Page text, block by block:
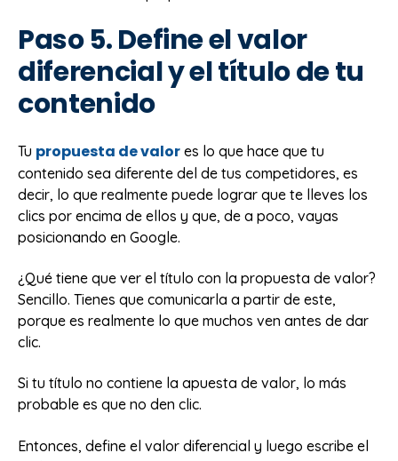
Paso 5. Define el valor
diferencial y el título de tu
contenido
Tu propuesta de valor es lo que hace que tu
contenido sea diferente del de tus competidores, es
decir, lo que realmente puede lograr que te lleves los
clics por encima de ellos y que, de a poco, vayas
posicionando en Google.
¿Qué tiene que ver el título con la propuesta de valor?
Sencillo. Tienes que comunicarla a partir de este,
porque es realmente lo que muchos ven antes de dar
clic.
Si tu título no contiene la apuesta de valor, lo más
probable es que no den clic.
Entonces, define el valor diferencial y luego escribe el